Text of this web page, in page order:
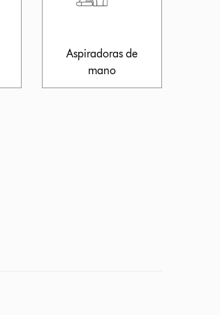
Aspiradoras de
mano